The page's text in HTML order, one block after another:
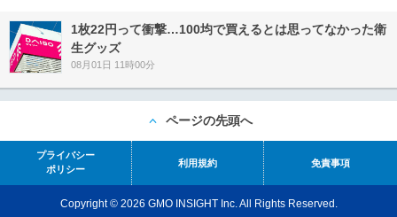
1枚22円って衝撃…100均で買えるとは思ってなかった衛
生グッズ
08月01日 11時00分
ページの先頭へ
プライバシー
ポリシー
利用規約 免責事項
Copyright © 2026 GMO INSIGHT Inc. All Rights Reserved.